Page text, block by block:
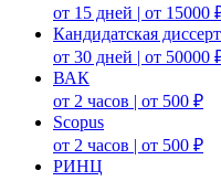
от 15 дней | от 15000
Кандидатская
от 30 дней | от 50000
ВАК
от 2 часов | от 500 ₽
Scopus
от 2 часов | от 500 ₽
РИНЦ